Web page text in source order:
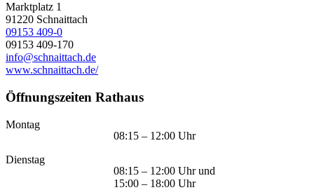
Marktplatz 1
91220 Schnaittach
09153 409-0
09153 409-170
info@schnaittach.de
www.schnaittach.de/
Öffnungszeiten Rathaus
Montag
08:15 – 12:00 Uhr
Dienstag
08:15 – 12:00 Uhr und
15:00 – 18:00 Uhr